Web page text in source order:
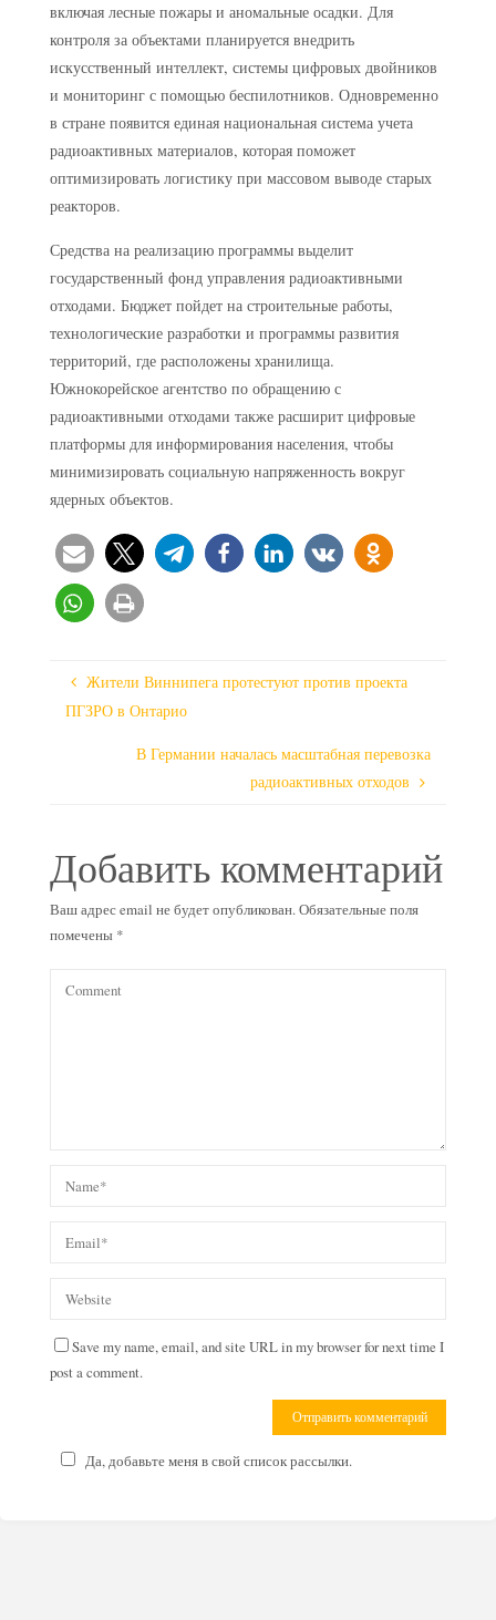
включая лесные пожары и аномальные осадки. Для
контроля за объектами планируется внедрить
искусственный интеллект, системы цифровых двойников
и мониторинг с помощью беспилотников. Одновременно
в стране появится единая национальная система учета
радиоактивных материалов, которая поможет
оптимизировать логистику при массовом выводе старых
реакторов.
Средства на реализацию программы выделит
государственный фонд управления радиоактивными
отходами. Бюджет пойдет на строительные работы,
технологические разработки и программы развития
территорий, где расположены хранилища.
Южнокорейское агентство по обращению с
радиоактивными отходами также расширит цифровые
платформы для информирования населения, чтобы
минимизировать социальную напряженность вокруг
ядерных объектов.
Жители Виннипега протестуют против проекта
ПГЗРО в Онтарио
В Германии началась масштабная перевозка
радиоактивных отходов
Добавить комментарий
Ваш адрес email не будет опубликован. Обязательные поля
помечены *
Save my name, email, and site URL in my browser for next time I
post a comment.
Да, добавьте меня в свой список рассылки.